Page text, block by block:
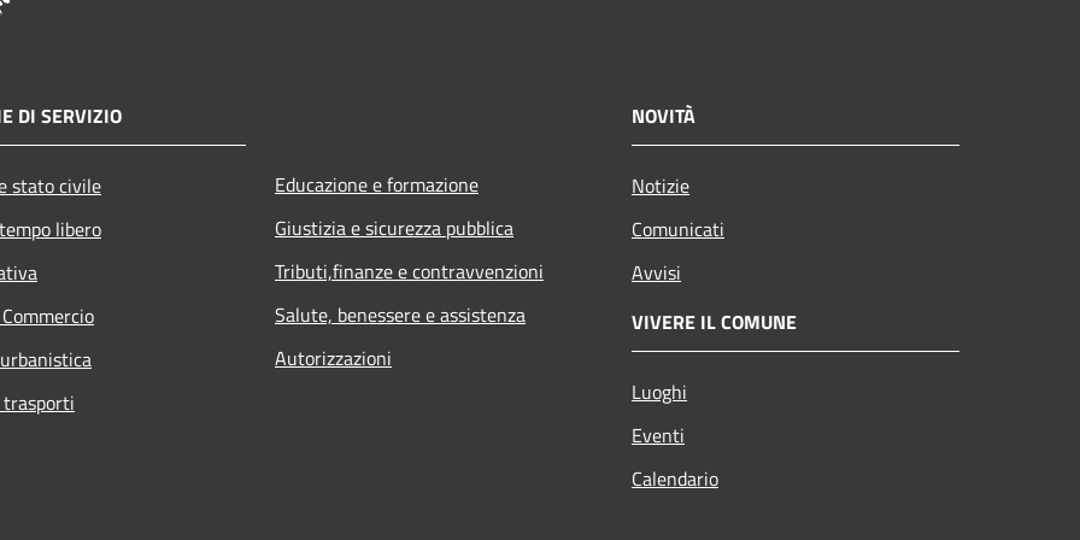
DI SERVIZIO
stato civile
libero
Educazione e formazione
Giustizia e sicurezza pubblica
Tributi,finanze e contravvenzioni
Salute, benessere e assistenza
Autorizzazioni
NOVITÀ
Notizie
Comunicati
Avvisi
VIVERE IL COMUNE
Luoghi
Eventi
Calendario